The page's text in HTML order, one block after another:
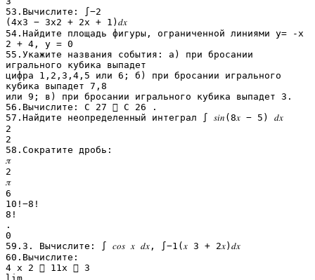
53.Вычислите: ∫−2
(4х3 − 3х2 + 2х + 1)𝑑𝑥
54.Найдите площадь фигуры, ограниченной линиями у= -х
2 + 4, у = 0
55.Укажите названия события: а) при бросании
игрального кубика выпадет
цифра 1,2,3,4,5 или 6; б) при бросании игрального
кубика выпадет 7,8
или 9; в) при бросании игрального кубика выпадет 3.
56.Вычислите: С 27  С 26 .
57.Найдите неопределенный интеграл ∫ 𝑠𝑖𝑛(8𝑥 − 5) 𝑑𝑥
2
2
58.Сократите дробь:
𝜋
2
𝜋
6
10!−8!
8!
.
0
59.3. Вычислите: ∫ 𝑐𝑜𝑠 𝑥 𝑑𝑥, ∫−1(𝑥 3 + 2𝑥)𝑑𝑥
60.Вычислите:
4 x 2  11x  3